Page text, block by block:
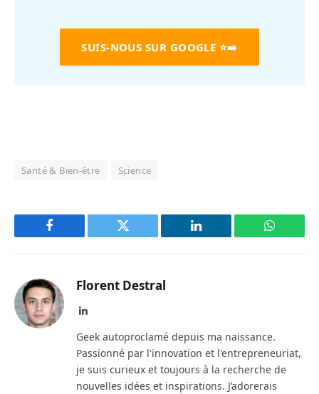
SUIS-NOUS SUR GOOGLE ⭐➡️
Santé & Bien-être Science
Facebook Twitter LinkedIn
Florent Destral
LinkedIn
Geek autoproclamé depuis ma naissance.
Passionné par l'innovation et l'entrepreneuriat,
je suis curieux et toujours à la recherche de
nouvelles idées et inspirations. J’adorerais